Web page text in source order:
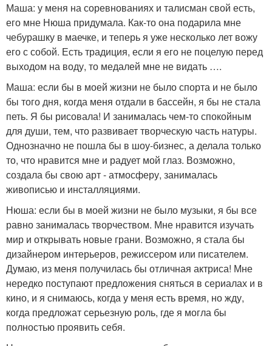
Маша: у меня на соревнованиях и талисман свой есть,
его мне Нюша придумала. Как-то она подарила мне
чебурашку в маечке, и теперь я уже несколько лет вожу
его с собой. Есть традиция, если я его не поцелую перед
выходом на воду, то медалей мне не видать ….
Маша: если бы в моей жизни не было спорта и не было
бы того дня, когда меня отдали в бассейн, я бы не стала
петь. Я бы рисовала! И занималась чем-то спокойным
для души, тем, что развивает творческую часть натуры.
Однозначно не пошла бы в шоу-бизнес, а делала только
то, что нравится мне и радует мой глаз. Возможно,
создала бы свою арт - атмосферу, занималась
живописью и инсталляциями.
Нюша: если бы в моей жизни не было музыки, я бы все
равно занималась творчеством. Мне нравится изучать
мир и открывать новые грани. Возможно, я стала бы
дизайнером интерьеров, режиссером или писателем.
Думаю, из меня получилась бы отличная актриса! Мне
нередко поступают предложения сняться в сериалах и в
кино, и я снимаюсь, когда у меня есть время, но жду,
когда предложат серьезную роль, где я могла бы
полностью проявить себя.